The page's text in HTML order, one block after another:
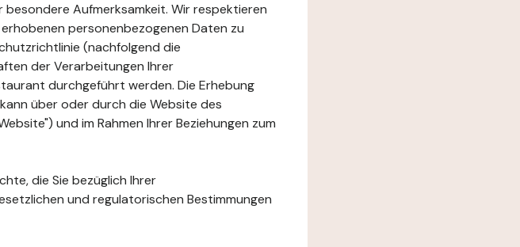
Aufmerksamkeit. Wir respektieren
personenbezogenen Daten zu
(nachfolgend die
der Verarbeitungen Ihrer
durchgeführt werden. Die Erhebung
über oder durch die Website des
und im Rahmen Ihrer Beziehungen zum
die Sie bezüglich Ihrer
und regulatorischen Bestimmungen